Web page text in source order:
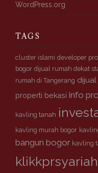
r
y
i
WordPress.org
TAGS
cluster islami developer
bogor dijual rumah dekat
rumah di Tangerang
properti bekasi info
kavling tanah
kavling murah bogor
bangun bogor kavling
klikkprsyariah